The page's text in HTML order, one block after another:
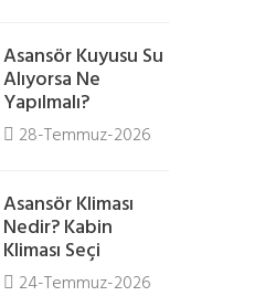
Asansör Kuyusu Su
Alıyorsa Ne
Yapılmalı?
28-Temmuz-2026
Asansör Kliması
Nedir? Kabin
Kliması Seçi
24-Temmuz-2026